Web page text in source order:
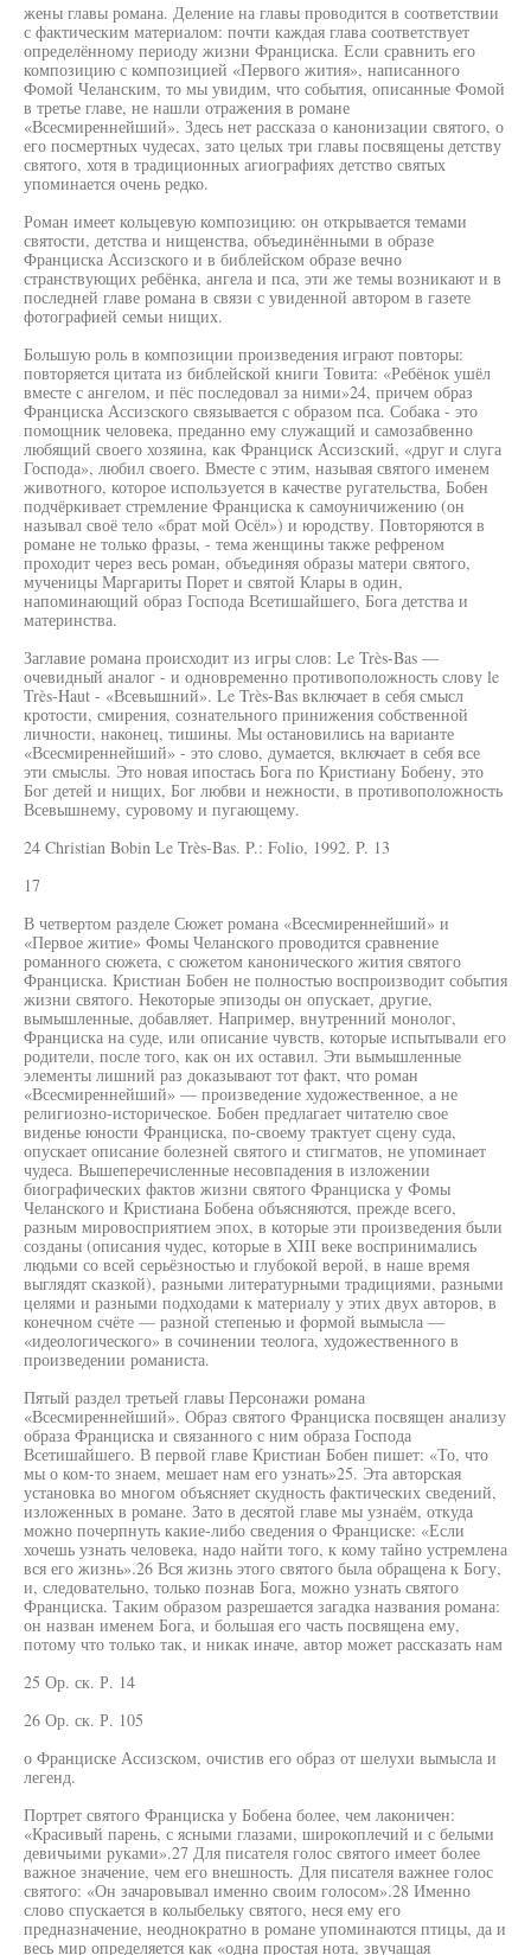
жены главы романа. Деление на главы проводится в соответствии
с фактическим материалом: почти каждая глава соответствует
определённому периоду жизни Франциска. Если сравнить его
композицию с композицией «Первого жития», написанного
Фомой Челанским, то мы увидим, что события, описанные Фомой
в третье главе, не нашли отражения в романе
«Всесмиреннейший». Здесь нет рассказа о канонизации святого, о
его посмертных чудесах, зато целых три главы посвящены детству
святого, хотя в традиционных агиографиях детство святых
упоминается очень редко.
Роман имеет кольцевую композицию: он открывается темами
святости, детства и нищенства, объединёнными в образе
Франциска Ассизского и в библейском образе вечно
странствующих ребёнка, ангела и пса, эти же темы возникают и в
последней главе романа в связи с увиденной автором в газете
фотографией семьи нищих.
Большую роль в композиции произведения играют повторы:
повторяется цитата из библейской книги Товита: «Ребёнок ушёл
вместе с ангелом, и пёс последовал за ними»24, причем образ
Франциска Ассизского связывается с образом пса. Собака - это
помощник человека, преданно ему служащий и самозабвенно
любящий своего хозяина, как Франциск Ассизский, «друг и слуга
Господа», любил своего. Вместе с этим, называя святого именем
животного, которое используется в качестве ругательства, Бобен
подчёркивает стремление Франциска к самоуничижению (он
называл своё тело «брат мой Осёл») и юродству. Повторяются в
романе не только фразы, - тема женщины также рефреном
проходит через весь роман, объединяя образы матери святого,
мученицы Маргариты Порет и святой Клары в один,
напоминающий образ Господа Всетишайшего, Бога детства и
материнства.
Заглавие романа происходит из игры слов: Le Très-Bas —
очевидный аналог - и одновременно противоположность слову le
Très-Haut - «Всевышний». Le Très-Bas включает в себя смысл
кротости, смирения, сознательного принижения собственной
личности, наконец, тишины. Мы остановились на варианте
«Всесмиреннейший» - это слово, думается, включает в себя все
эти смыслы. Это новая ипостась Бога по Кристиану Бобену, это
Бог детей и нищих, Бог любви и нежности, в противоположность
Всевышнему, суровому и пугающему.
24 Christian Bobin Le Très-Bas. P.: Folio, 1992. P. 13
17
В четвертом разделе Сюжет романа «Всесмиреннейший» и
«Первое житие» Фомы Челанского проводится сравнение
романного сюжета, с сюжетом канонического жития святого
Франциска. Кристиан Бобен не полностью воспроизводит события
жизни святого. Некоторые эпизоды он опускает, другие,
вымышленные, добавляет. Например, внутренний монолог,
Франциска на суде, или описание чувств, которые испытывали его
родители, после того, как он их оставил. Эти вымышленные
элементы лишний раз доказывают тот факт, что роман
«Всесмиреннейший» — произведение художественное, а не
религиозно-историческое. Бобен предлагает читателю свое
виденье юности Франциска, по-своему трактует сцену суда,
опускает описание болезней святого и стигматов, не упоминает
чудеса. Вышеперечисленные несовпадения в изложении
биографических фактов жизни святого Франциска у Фомы
Челанского и Кристиана Бобена объясняются, прежде всего,
разным мировосприятием эпох, в которые эти произведения были
созданы (описания чудес, которые в XIII веке воспринимались
людьми со всей серьёзностью и глубокой верой, в наше время
выглядят сказкой), разными литературными традициями, разными
целями и разными подходами к материалу у этих двух авторов, в
конечном счёте — разной степенью и формой вымысла —
«идеологического» в сочинении теолога, художественного в
произведении романиста.
Пятый раздел третьей главы Персонажи романа
«Всесмиреннейший». Образ святого Франциска посвящен анализу
образа Франциска и связанного с ним образа Господа
Всетишайшего. В первой главе Кристиан Бобен пишет: «То, что
мы о ком-то знаем, мешает нам его узнать»25. Эта авторская
установка во многом объясняет скудность фактических сведений,
изложенных в романе. Зато в десятой главе мы узнаём, откуда
можно почерпнуть какие-либо сведения о Франциске: «Если
хочешь узнать человека, надо найти того, к кому тайно устремлена
вся его жизнь».26 Вся жизнь этого святого была обращена к Богу,
и, следовательно, только познав Бога, можно узнать святого
Франциска. Таким образом разрешается загадка названия романа:
он назван именем Бога, и большая его часть посвящена ему,
потому что только так, и никак иначе, автор может рассказать нам
25 Ор. ск. Р. 14
26 Ор. ск. Р. 105
о Франциске Ассизском, очистив его образ от шелухи вымысла и
легенд.
Портрет святого Франциска у Бобена более, чем лаконичен:
«Красивый парень, с ясными глазами, широкоплечий и с белыми
девичьими руками».27 Для писателя голос святого имеет более
важное значение, чем его внешность. Для писателя важнее голос
святого: «Он зачаровывал именно своим голосом».28 Именно
слово спускается в колыбельку святого, неся ему его
предназначение, неоднократно в романе упоминаются птицы, да и
весь мир определяется как «одна простая нота, звучащая